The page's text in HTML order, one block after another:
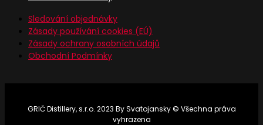
Sledování objednávky
Zásady používání cookies (EÚ)
Zásady ochrany osobních údajů
Obchodní Podmínky
GRIČ Distillery, s.r.o. 2023 By Svatojansky © Všechna práva
vyhrazena